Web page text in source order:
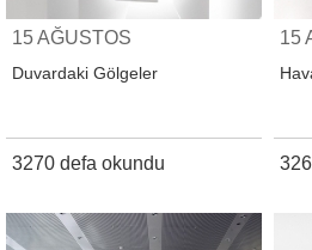
15 AĞUSTOS
Duvardaki Gölgeler
3270 defa okundu
15